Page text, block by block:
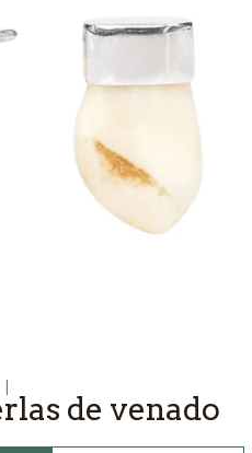
|
de venado